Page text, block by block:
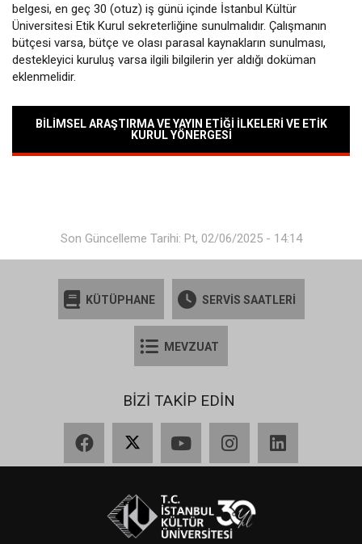
belgesi, en geç 30 (otuz) iş günü içinde İstanbul Kültür
Üniversitesi Etik Kurul sekreterliğine sunulmalıdır. Çalışmanın
bütçesi varsa, bütçe ve olası parasal kaynakların sunulması,
destekleyici kuruluş varsa ilgili bilgilerin yer aldığı doküman
eklenmelidir.
BILIMSEL ARAŞTIRMA VE YAYIN ETIĞI İLKELERI VE ETIK
KURUL YÖNERGESI
Son Güncelleme Tarihi: Pt, 02/06/2025 - 14:14
KÜTÜPHANE SERVİS SAATLERİ
MEVZUAT
BİZİ TAKİP EDİN